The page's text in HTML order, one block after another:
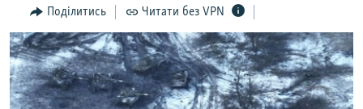
Перейти
до
пошуку
ПОГЛЯД
ІНТЕРВ'Ю
ВСЕ ЗА ДЕНЬ
СПЕЦПРОЕКТИ
Поділитись Читати без VPN